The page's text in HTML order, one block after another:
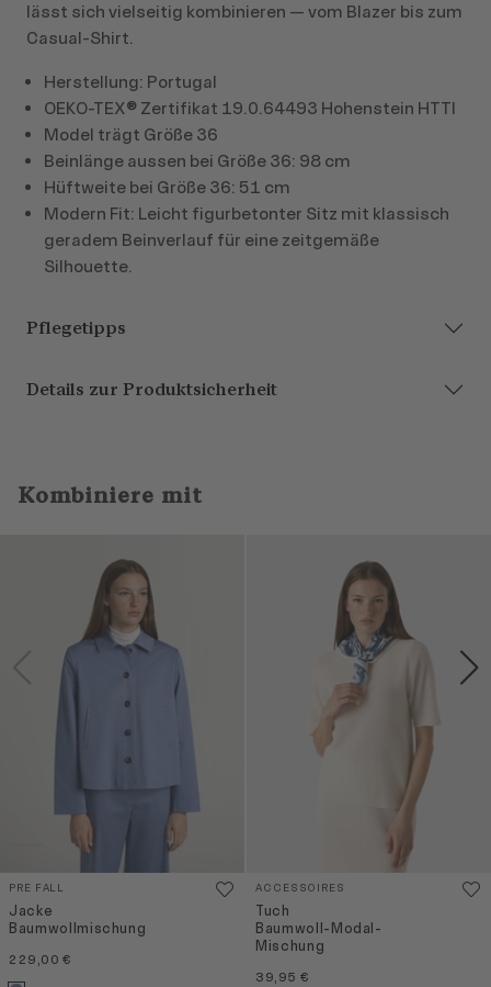
lässt sich vielseitig kombinieren — vom Blazer bis zum
Casual‑Shirt.
Herstellung: Portugal
OEKO-TEX® Zertifikat 19.0.64493 Hohenstein HTTI
Model trägt Größe 36
Beinlänge aussen bei Größe 36: 98 cm
Hüftweite bei Größe 36: 51 cm
Modern Fit: Leicht figurbetonter Sitz mit klassisch
geradem Beinverlauf für eine zeitgemäße
Silhouette.
Pflegetipps
Details zur Produktsicherheit
Kombiniere mit
PRE FALL
Jacke
Baumwollmischung
229,00 €
ACCESSOIRES
Tuch
Baumwoll-Modal-
Mischung
39,95 €